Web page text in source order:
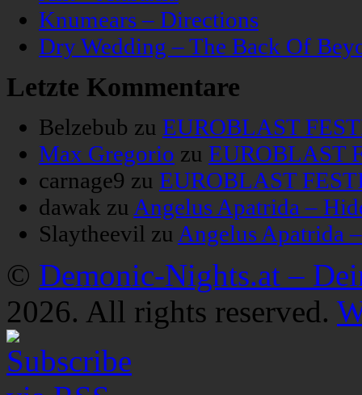
Knumears – Directions
Dry Wedding – The Back Of
Letzte Kommentare
Belzebub zu EUROBLAST
Max Gregorio zu EUROBLAST
carnage9 zu EUROBLAST
dawak zu Angelus Apatrida –
Slaytheevil zu Angelus Apatrida
© Demonic-Nights.at –
2026. All rights reserved.